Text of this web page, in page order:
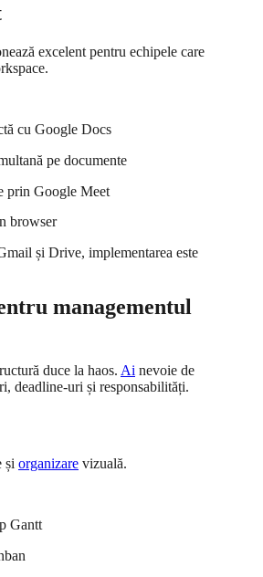
excelent pentru echipele care
cu Google Docs
pe documente
prin Google Meet
browser
și Drive, implementarea este
managementul
duce la haos. Ai nevoie de
deadline-uri și responsabilități.
și organizare vizuală.
Gantt